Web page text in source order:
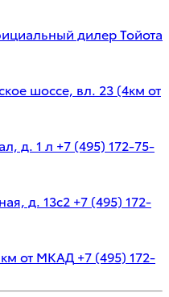
дилер Тойота
шоссе, вл. 23 (4км от
д. 1 л +7 (495) 172-75-
д. 13с2 +7 (495) 172-
от МКАД +7 (495) 172-